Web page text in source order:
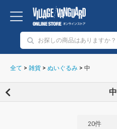
全て > 雑貨 > ぬいぐるみ > 中
中